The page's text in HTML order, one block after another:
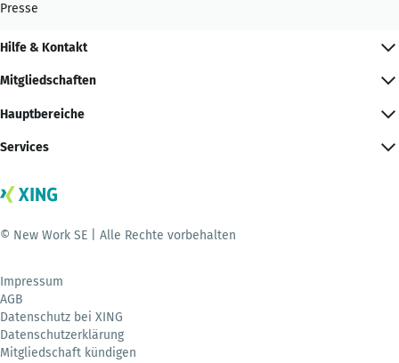
Presse
Hilfe & Kontakt
Mitgliedschaften
Hauptbereiche
Services
© New Work SE | Alle Rechte vorbehalten
Impressum
AGB
Datenschutz bei XING
Datenschutzerklärung
Mitgliedschaft kündigen